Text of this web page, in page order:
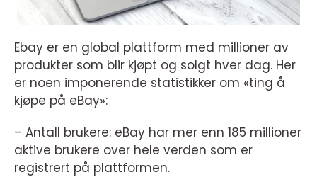
Ebay er en global plattform med millioner av
produkter som blir kjøpt og solgt hver dag. Her
er noen imponerende statistikker om «ting å
kjøpe på eBay»:
– Antall brukere: eBay har mer enn 185 millioner
aktive brukere over hele verden som er
registrert på plattformen.